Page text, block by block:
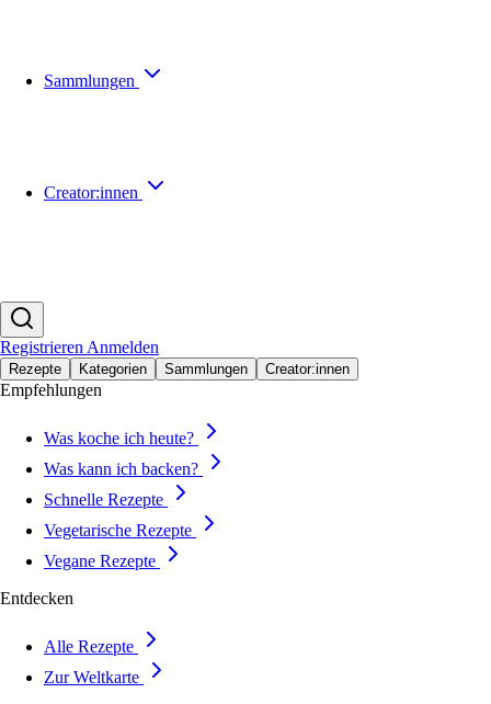
Sammlungen
Creator:innen
Registrieren Anmelden
Rezepte Kategorien Sammlungen Creator:innen
Empfehlungen
Was koche ich heute?
Was kann ich backen?
Schnelle Rezepte
Vegetarische Rezepte
Vegane Rezepte
Entdecken
Alle Rezepte
Zur Weltkarte